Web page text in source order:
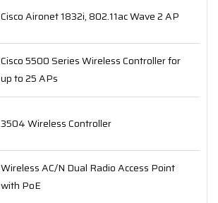
Cisco Aironet 1832i, 802.11ac Wave 2 AP
Cisco 5500 Series Wireless Controller for
up to 25 APs
3504 Wireless Controller
Wireless AC/N Dual Radio Access Point
with PoE